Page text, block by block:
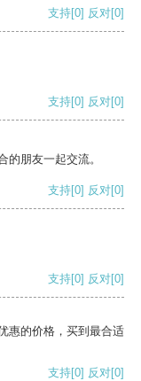
支持[0] 反对[0]
支持[0] 反对[0]
的朋友一起交流。
支持[0] 反对[0]
支持[0] 反对[0]
惠的价格，买到最合适
支持[0] 反对[0]